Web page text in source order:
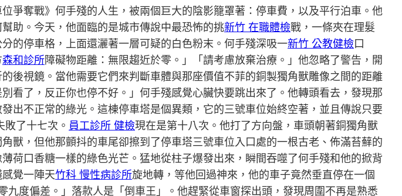
爭奪戰》何手殘的人生，被兩個巨大的陰影籠罩著：停車費，以及平行泊車。他
助。今天，他面臨的是城市傳說中最恐怖的挑新竹 在職體檢戰，一條夾在理髮
的停車格，上面還灑著一層可疑的白色粉末。何手殘深吸一新竹 公教健檢口
森和診所障礙物距離：無限趨近於零。」「請考慮放棄治療。」他忽略了警告，開
後視鏡。當他需要它們來判斷車體與那座價值不菲的銅製獨角獸雕像之間的距離
看了，反正你也停不好。」何手殘感覺心臟快要跳出來了。他轉頭看去，發現那
出不正常的綠光。這棟停車塔是個異類，它的三號車位始終空著，並且傳說只要
了十七次。 員工診所 健檢現在是第十八次。他打了方向盤，車頭朝著銅獨角獸
獸，但他那顫抖的車尾卻擦到了停車塔三號車位入口處的一根古老、佈滿苔蘚的
荷口香糖一樣的綠色光芒。猛地從柱子爆發出來，瞬間吞噬了何手殘和他的掀背
覺一陣天竹科 慢性病診所旋地轉，等他回過神來，他的車子竟然垂直停在一個
度偏差。」落款人是「倒車王」。他趕緊從車窗探出頭，發現周圍不再是熟悉